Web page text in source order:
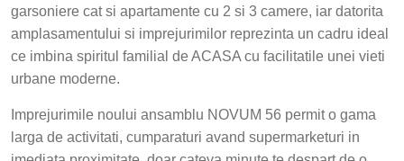
garsoniere cat si apartamente cu 2 si 3 camere, iar datorita
amplasamentului si imprejurimilor reprezinta un cadru ideal
ce imbina spiritul familial de ACASA cu facilitatile unei vieti
urbane moderne.
Imprejurimile noului ansamblu NOVUM 56 permit o gama
larga de activitati, cumparaturi avand supermarketuri in